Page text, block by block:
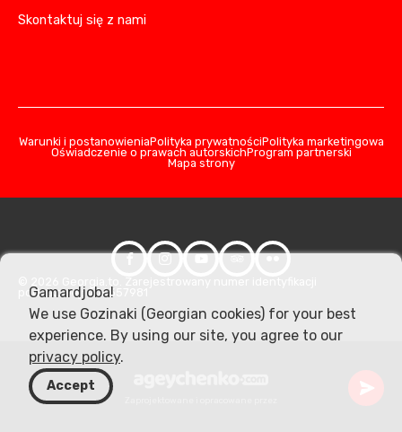
Skontaktuj się z nami
Warunki i postanowieniaPolityka prywatnościPolityka marketingowa
Oświadczenie o prawach autorskichProgram partnerski
Mapa strony
podatkowej: 406357981
Gamardjoba!
We use Gozinaki (Georgian cookies) for your best
experience. By using our site, you agree to our
privacy policy.
Accept